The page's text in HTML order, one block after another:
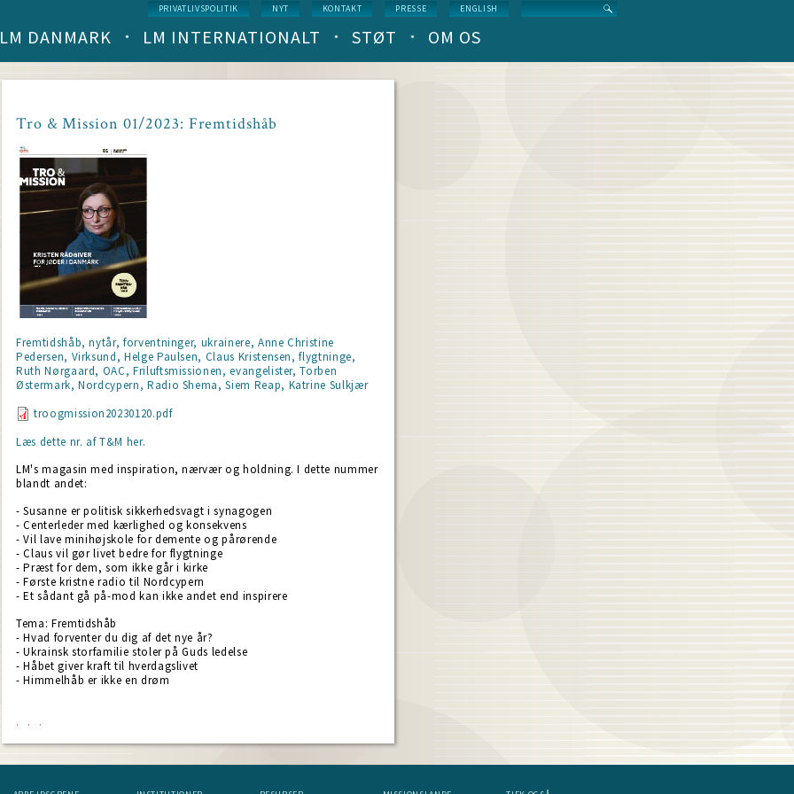
Service
menu
PRIVATLIVSPOLITIK NYT KONTAKT PRESSE ENGLISH
Main
(level
1)
LM DANMARK LM INTERNATIONALT STØT OM OS
Tro & Mission 01/2023: Fremtidshåb
Fremtidshåb, nytår, forventninger, ukrainere, Anne Christine
Pedersen, Virksund, Helge Paulsen, Claus Kristensen, flygtninge,
Ruth Nørgaard, OAC, Friluftsmissionen, evangelister, Torben
Østermark, Nordcypern, Radio Shema, Siem Reap, Katrine Sulkjær
troogmission20230120.pdf
Læs dette nr. af T&M her.
LM's magasin med inspiration, nærvær og holdning. I dette nummer
blandt andet:
- Susanne er politisk sikkerhedsvagt i synagogen
- Centerleder med kærlighed og konsekvens
- Vil lave minihøjskole for demente og pårørende
- Claus vil gør livet bedre for flygtninge
- Præst for dem, som ikke går i kirke
- Første kristne radio til Nordcypern
- Et sådant gå på-mod kan ikke andet end inspirere
Tema: Fremtidshåb
- Hvad forventer du dig af det nye år?
- Ukrainsk storfamilie stoler på Guds ledelse
- Håbet giver kraft til hverdagslivet
- Himmelhåb er ikke en drøm